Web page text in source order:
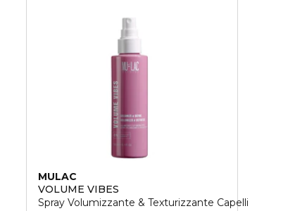
MULAC
VOLUME VIBES
Spray Volumizzante & Texturizzante Capelli